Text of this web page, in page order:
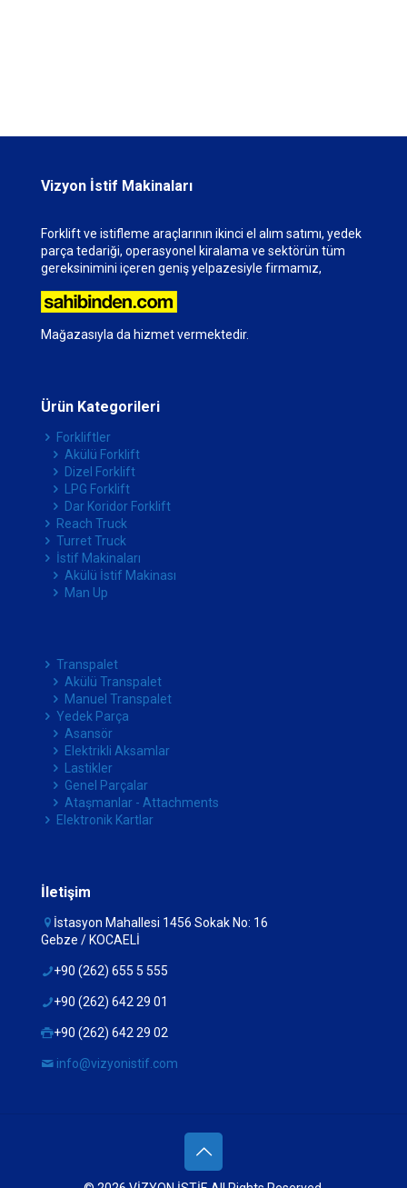
Vizyon İstif Makinaları
Forklift ve istifleme araçlarının ikinci el alım satımı, yedek
parça tedariği, operasyonel kiralama ve sektörün tüm
gereksinimini içeren geniş yelpazesiyle firmamız,
Mağazasıyla da hizmet vermektedir.
Ürün Kategorileri
Forkliftler
Akülü Forklift
Dizel Forklift
LPG Forklift
Dar Koridor Forklift
Reach Truck
Turret Truck
İstif Makinaları
Akülü İstif Makinası
Man Up
Transpalet
Akülü Transpalet
Manuel Transpalet
Yedek Parça
Asansör
Elektrikli Aksamlar
Lastikler
Genel Parçalar
Ataşmanlar - Attachments
Elektronik Kartlar
İletişim
İstasyon Mahallesi 1456 Sokak No: 16
Gebze / KOCAELİ
+90 (262) 655 5 555
+90 (262) 642 29 01
+90 (262) 642 29 02
info@vizyonistif.com